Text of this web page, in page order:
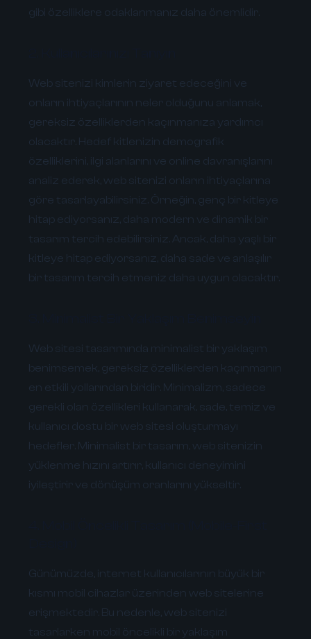
gibi özelliklere odaklanmanız daha önemlidir.
Web sitenizi kimlerin ziyaret edeceğini ve
onların ihtiyaçlarının neler olduğunu anlamak,
gereksiz özelliklerden kaçınmanıza yardımcı
olacaktır. Hedef kitlenizin demografik
özelliklerini, ilgi alanlarını ve online davranışlarını
analiz ederek, web sitenizi onların ihtiyaçlarına
göre tasarlayabilirsiniz. Örneğin, genç bir kitleye
hitap ediyorsanız, daha modern ve dinamik bir
tasarım tercih edebilirsiniz. Ancak, daha yaşlı bir
kitleye hitap ediyorsanız, daha sade ve anlaşılır
bir tasarım tercih etmeniz daha uygun olacaktır.
Web sitesi tasarımında minimalist bir yaklaşım
benimsemek, gereksiz özelliklerden kaçınmanın
en etkili yollarından biridir. Minimalizm, sadece
gerekli olan özellikleri kullanarak, sade, temiz ve
kullanıcı dostu bir web sitesi oluşturmayı
hedefler. Minimalist bir tasarım, web sitenizin
yüklenme hızını artırır, kullanıcı deneyimini
iyileştirir ve dönüşüm oranlarını yükseltir.
Günümüzde, internet kullanıcılarının büyük bir
kısmı mobil cihazlar üzerinden web sitelerine
erişmektedir. Bu nedenle, web sitenizi
tasarlarken mobil öncelikli bir yaklaşım